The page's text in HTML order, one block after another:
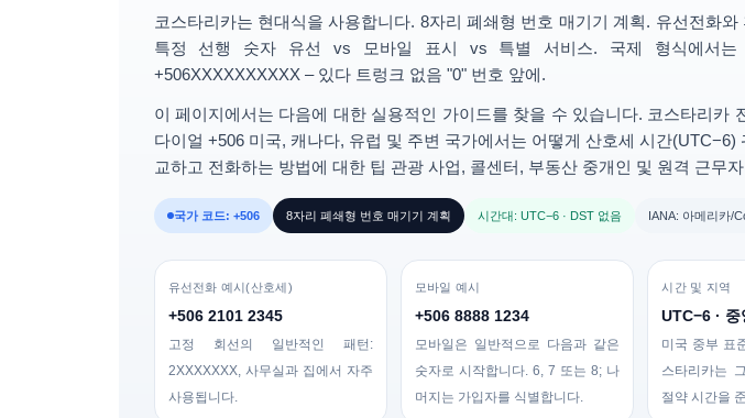
코스타리카는 현대식을 사용합니다. 8자리 폐쇄형 번호 매기기 계획. 유선전화와
특정 선행 숫자 유선 vs 모바일 표시 vs 특별 서비스. 국제 형식에서는
+506XXXXXXXXXX – 있다 트렁크 없음 "0"번호 앞에.
이 페이지에서는 다음에 대한 실용적인 가이드를 찾을 수 있습니다. 코스타리카
다이얼 +506미국, 캐나다, 유럽 및 주변 국가에서는 어떻게 산호세 시간(UTC−6)
교하고 전화하는 방법에 대한 팁 관광 사업, 콜센터, 부동산 중개인 및 원격 근무자
국가 코드: +506 8자리 폐쇄형 번호 매기기 계획 시간대: UTC−6 · DST 없음 IANA: 아메리카/
유선전화 예시(산호세)
+506 2101 2345
고정 회선의 일반적인 패턴:
2XXXXXXX, 사무실과 집에서 자주
사용됩니다.
모바일 예시
+506 8888 1234
모바일은 일반적으로 다음과 같은
숫자로 시작합니다.6, 7 또는 8; 나
머지는 가입자를 식별합니다.
시간 및 지역
UTC−6 ·
미국 중부 표
스타리카는
절약 시간을